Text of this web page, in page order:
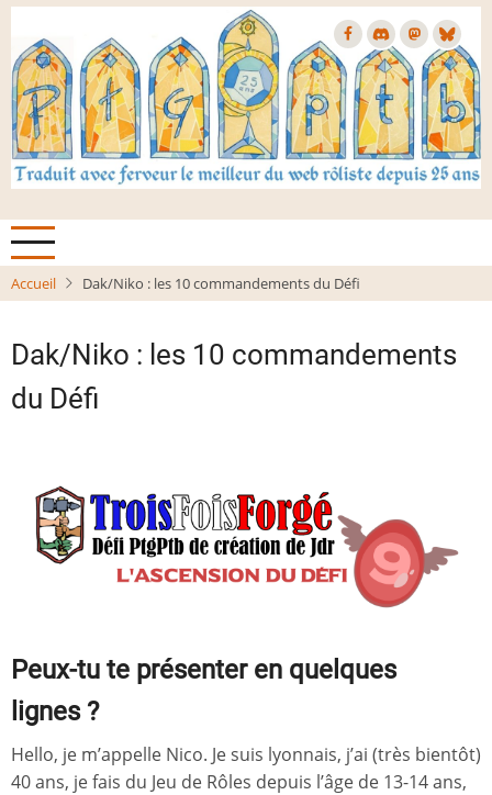
Aller
contenu
principal
Accueil Dak/Niko : les 10 commandements du Défi
Dak/Niko : les 10 commandements
du Défi
Peux-tu te présenter en quelques
lignes ?
Hello, je m’appelle Nico. Je suis lyonnais, j’ai (très bientôt)
40 ans, je fais du Jeu de Rôles depuis l’âge de 13-14 ans,